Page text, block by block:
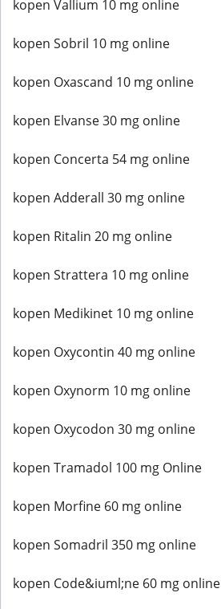
kopen Vallium 10 mg online
kopen Sobril 10 mg online
kopen Oxascand 10 mg online
kopen Elvanse 30 mg online
kopen Concerta 54 mg online
kopen Adderall 30 mg online
kopen Ritalin 20 mg online
kopen Strattera 10 mg online
kopen Medikinet 10 mg online
kopen Oxycontin 40 mg online
kopen Oxynorm 10 mg online
kopen Oxycodon 30 mg online
kopen Tramadol 100 mg Online
kopen Morfine 60 mg online
kopen Somadril 350 mg online
kopen Code&iuml;ne 60 mg online